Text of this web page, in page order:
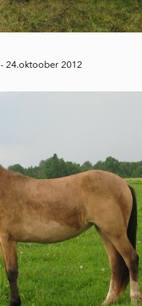
24.oktoober 2012